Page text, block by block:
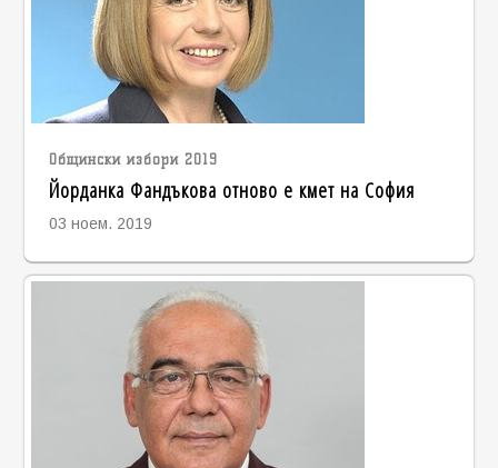
Общински избори 2019
Йорданка Фандъкова отново е кмет на София
03 ноем. 2019